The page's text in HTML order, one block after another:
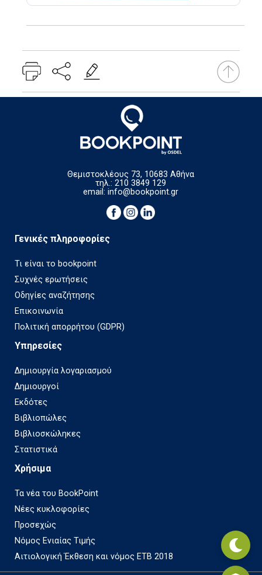
Θεμιστοκλέους 73, 10683 Αθήνα
τηλ.: 210 3849 129
email:info@bookpoint.gr
Γενικές πληροφορίες
Τι είναι το bookpoint
Συχνές ερωτήσεις
Οδηγίες αναζήτησης
Επικοινωνία
Πολιτική απορρήτου (GDPR)
Υπηρεσίες
Δημιουργία λογαριασμού
Δημιουργοί
Εκδότες
Βιβλιοπώλες
Βιβλιοσκώληκες
Στατιστικά
Χρήσιμα
Τα νέα του BookPoint
Νέες κυκλοφορίες
Προσεχώς
Νόμος Ενιαίας Τιμής
Αιτιολογική Έκθεση και νόμος ΕΤΒ 2018